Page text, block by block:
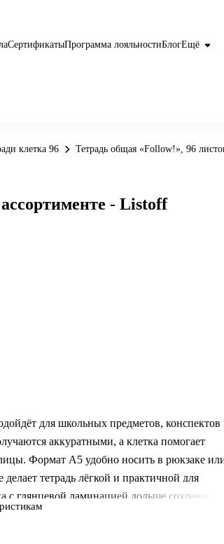
СертификатыПрограмма лояльностиБлогЕщё
клетка 96 Тетрадь общая «Follow!», 96
для школьных предметов, конспектов
аккуратными, а клетка помогает
Формат А5 удобно носить в рюкзаке
тетрадь лёгкой и практичной для
глянцевой ламинацией дольше сохраняет
— приятно брать в руки каждый день.
- Listoff